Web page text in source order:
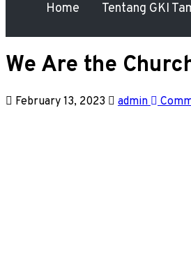
Home Tentang GKI
We Are the
February 13, 2023 admin